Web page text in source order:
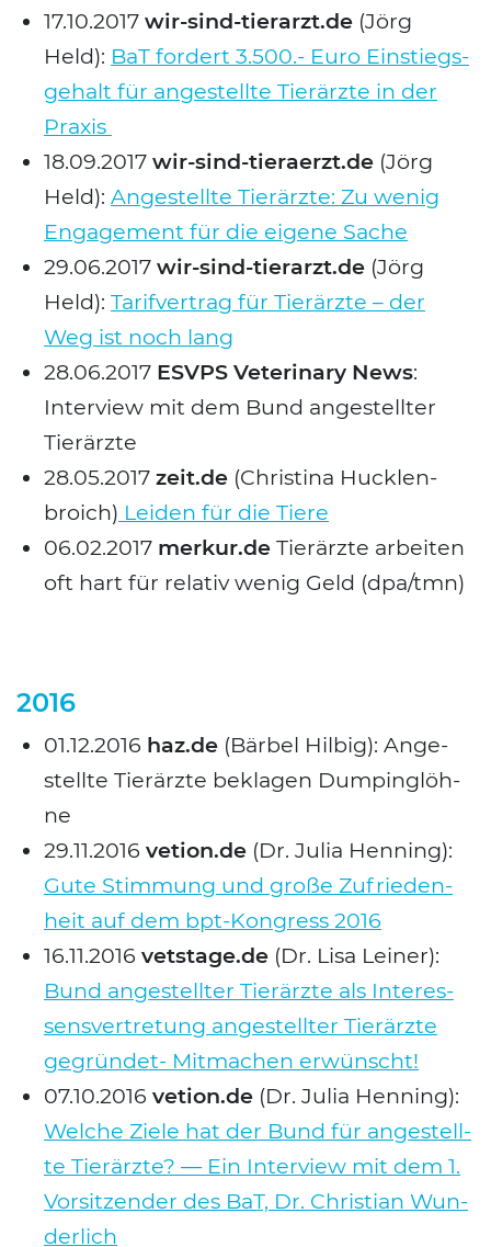
17.10.2017 wir-sind-tierarzt.de (Jörg
Held): BaT for­dert 3.500.- Euro Ein­stiegs­
ge­halt für ange­stell­te Tier­ärz­te in der
Pra­xis
18.09.2017 wir-sind-tieraerzt.de (Jörg
Held): Ange­stell­te Tier­ärz­te: Zu wenig
Enga­ge­ment für die eige­ne Sache
29.06.2017 wir-sind-tierarzt.de (Jörg
Held): Tarif­ver­trag für Tier­ärz­te – der
Weg ist noch lang
28.06.2017 ESVPS Vete­ri­na­ry News:
Inter­view mit dem Bund ange­stell­ter
Tier­ärz­te
28.05.2017 zeit.de (Chris­ti­na Huck­len­
broich) Lei­den für die Tie­re
06.02.2017 merkur.de Tier­ärz­te arbei­ten
oft hart für rela­tiv wenig Geld (dpa/tmn)
2016
01.12.2016 haz.de (Bär­bel Hil­big): Ange­
stell­te Tier­ärz­te bekla­gen Dum­ping­löh­
ne
29.11.2016 vetion.de (Dr. Julia Hen­ning):
Gute Stim­mung und gro­ße Zufrie­den­
heit auf dem bpt-Kon­gress 2016
16.11.2016 vetstage.de (Dr. Lisa Lei­ner):
Bund ange­stell­ter Tier­ärz­te als Inter­es­
sens­ver­tre­tung ange­stell­ter Tier­ärz­te
gegrün­det- Mit­ma­chen erwünscht!
07.10.2016 vetion.de (Dr. Julia Hen­ning):
Wel­che Zie­le hat der Bund für ange­stell­
te Tier­ärz­te? — Ein Inter­view mit dem 1.
Vor­sit­zen­der des BaT, Dr. Chris­ti­an Wun­
der­lich